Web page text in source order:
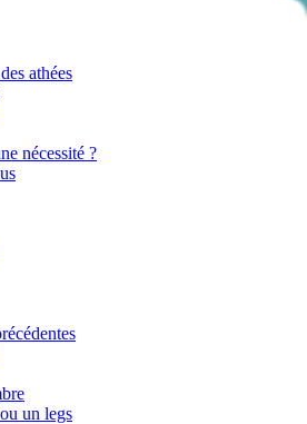
athées
nécessité ?
un legs